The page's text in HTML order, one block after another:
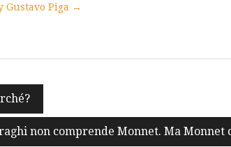
Gustavo Piga →
non comprende Monnet. Ma Monnet